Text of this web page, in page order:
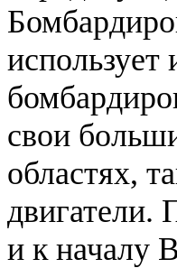
свои
областях,
двигатели.
и к началу